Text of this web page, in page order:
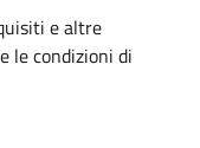
e altre
le condizioni di